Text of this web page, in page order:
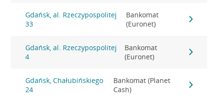
Gdańsk, al. Rzeczypospolitej
33
Bankomat
(Euronet)
Gdańsk, al. Rzeczypospolitej
4
Bankomat
(Euronet)
Gdańsk, Chałubińskiego
24
Bankomat (Planet
Cash)